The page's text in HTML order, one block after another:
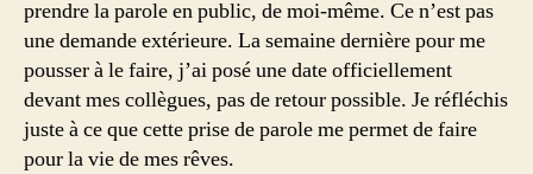
prendre la parole en public, de moi-même. Ce n’est pas
une demande extérieure. La semaine dernière pour me
pousser à le faire, j’ai posé une date officiellement
devant mes collègues, pas de retour possible. Je réfléchis
juste à ce que cette prise de parole me permet de faire
pour la vie de mes rêves.